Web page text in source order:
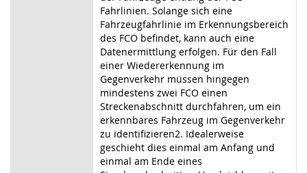
Fahrlinien. Solange sich eine
Fahrzeugfahrlinie im Erkennungsbereich
des FCO befindet, kann auch eine
Datenermittlung erfolgen. Für den Fall
einer Wiedererkennung im
Gegenverkehr müssen hingegen
mindestens zwei FCO einen
Streckenabschnitt durchfahren, um ein
erkennbares Fahrzeug im Gegenverkehr
zu identifizieren2. Idealerweise
geschieht dies einmal am Anfang und
einmal am Ende eines